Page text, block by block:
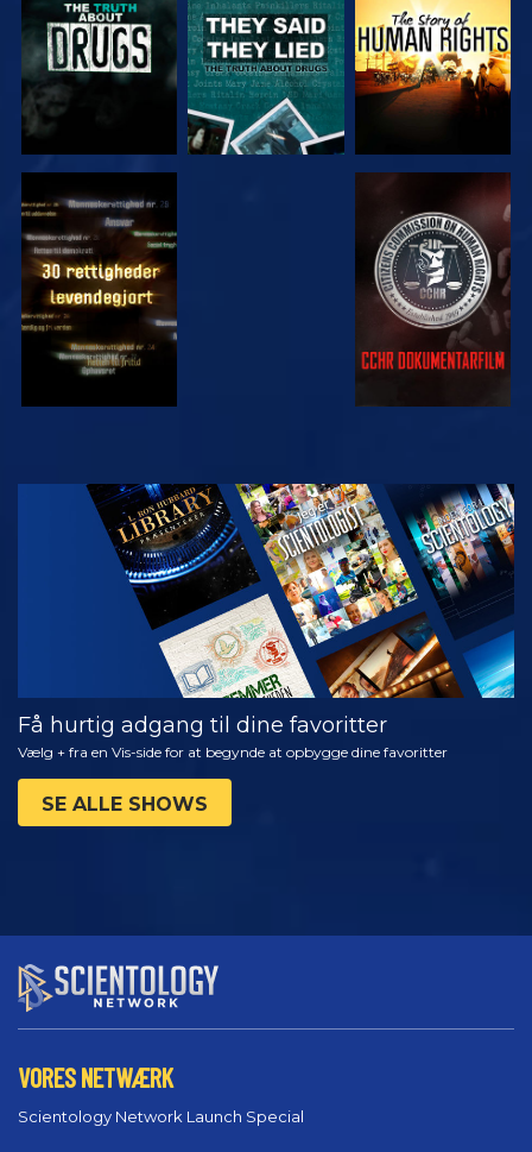
SE SE
SE
UDFORSK
SERIEN
Få hurtig adgang til dine favoritter
Vælg + fra en Vis-side for at begynde at opbygge dine favoritter
SE ALLE SHOWS
VORES NETWÆRK
Scientology Network Launch Special